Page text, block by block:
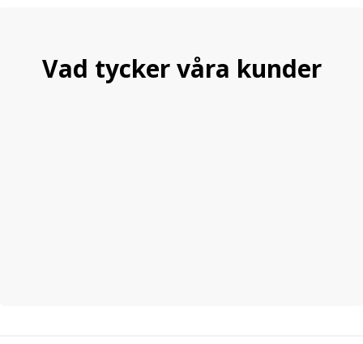
Vad tycker våra kunder